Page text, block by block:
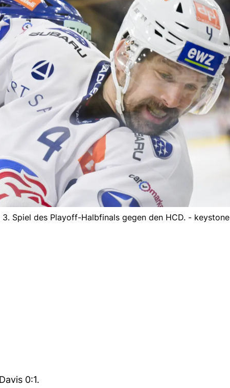
Spiel des Playoff-Halbfinals gegen den HCD. - keystone
0:1.